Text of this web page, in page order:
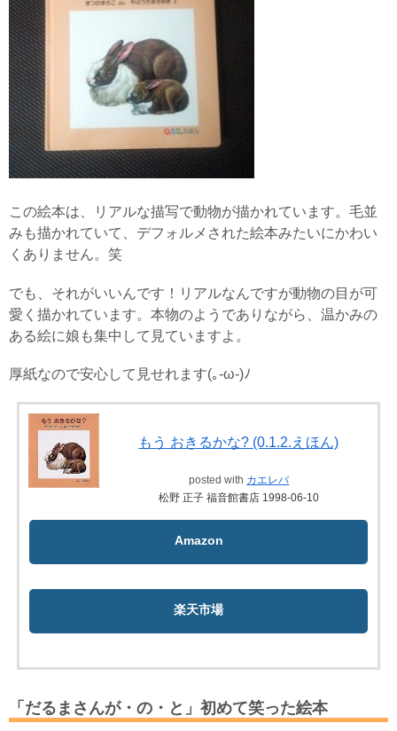
この絵本は、リアルな描写で動物が描かれています。毛並
みも描かれていて、デフォルメされた絵本みたいにかわい
くありません。笑
でも、それがいいんです！リアルなんですが動物の目が可
愛く描かれています。本物のようでありながら、温かみの
ある絵に娘も集中して見ていますよ。
厚紙なので安心して見せれます(｡-ω-)ﾉ
もう おきるかな? (0.1.2.えほん)
posted with カエレバ
松野 正子 福音館書店 1998-06-10
Amazon
楽天市場
「だるまさんが・の・と」初めて笑った絵本